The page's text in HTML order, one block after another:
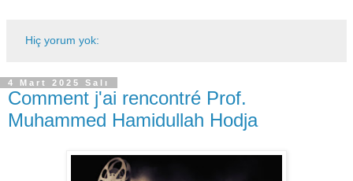
Hiç yorum yok:
4 Mart 2025 Salı
Comment j'ai rencontré Prof.
Muhammed Hamidullah Hodja